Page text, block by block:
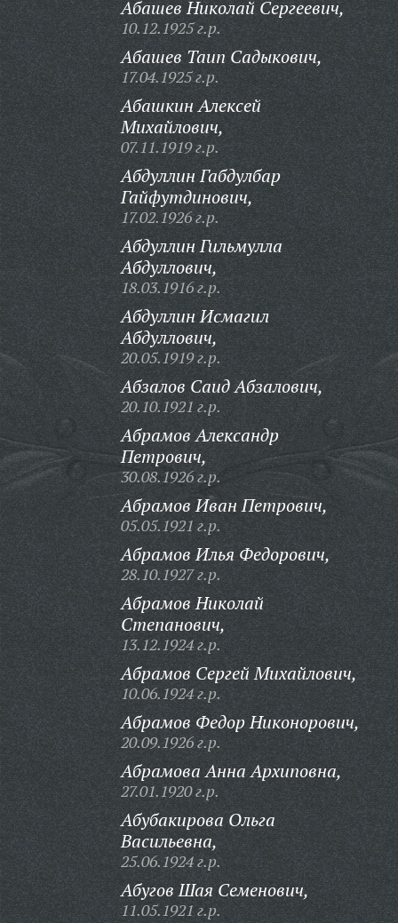
Абашев Николай Сергеевич,
10.12.1925 г.р.
Абашев Таип Садыкович,
17.04.1925 г.р.
Абашкин Алексей
Михайлович,
07.11.1919 г.р.
Абдуллин Габдулбар
Гайфутдинович,
17.02.1926 г.р.
Абдуллин Гильмулла
Абдуллович,
18.03.1916 г.р.
Абдуллин Исмагил
Абдуллович,
20.05.1919 г.р.
Абзалов Саид Абзалович,
20.10.1921 г.р.
Абрамов Александр
Петрович,
30.08.1926 г.р.
Абрамов Иван Петрович,
05.05.1921 г.р.
Абрамов Илья Федорович,
28.10.1927 г.р.
Абрамов Николай
Степанович,
13.12.1924 г.р.
Абрамов Сергей Михайлович,
10.06.1924 г.р.
Абрамов Федор Никонорович,
20.09.1926 г.р.
Абрамова Анна Архиповна,
27.01.1920 г.р.
Абубакирова Ольга
Васильевна,
25.06.1924 г.р.
Абугов Шая Семенович,
11.05.1921 г.р.